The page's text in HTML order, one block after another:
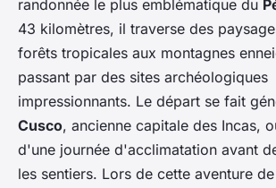
randonnée le plus emblématique du
43 kilomètres, il traverse des
forêts tropicales aux montagnes
passant par des sites archéologiques
impressionnants. Le départ se fait
Cusco, ancienne capitale des Incas,
d'une journée d'acclimatation avant
les sentiers. Lors de cette aventure